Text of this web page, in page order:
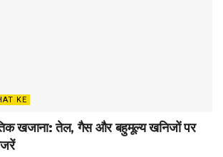
KE
खजाना: तेल, गैस और बहुमूल्य खनिजों पर